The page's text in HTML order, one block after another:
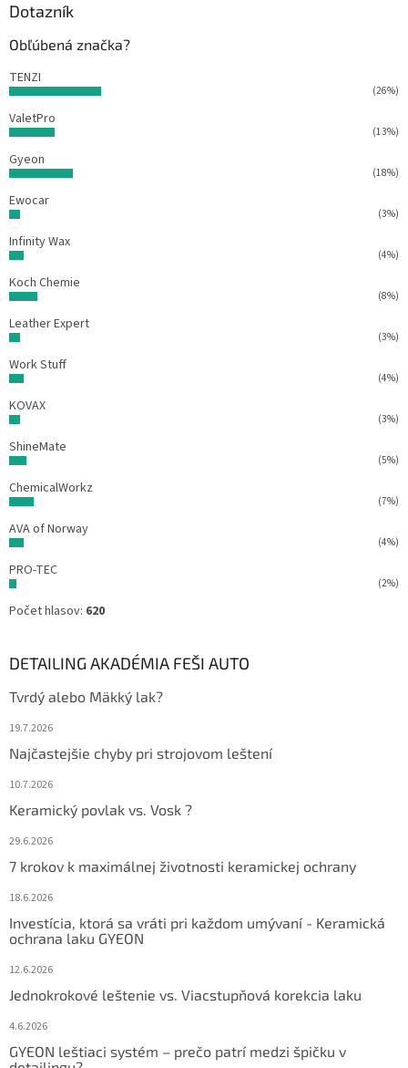
Dotazník
Obľúbená značka?
TENZI
(26%)
ValetPro
(13%)
Gyeon
(18%)
Ewocar
(3%)
Infinity Wax
(4%)
Koch Chemie
(8%)
Leather Expert
(3%)
Work Stuff
(4%)
KOVAX
(3%)
ShineMate
(5%)
ChemicalWorkz
(7%)
AVA of Norway
(4%)
PRO-TEC
(2%)
Počet hlasov: 620
DETAILING AKADÉMIA FEŠI AUTO
Tvrdý alebo Mäkký lak?
19.7.2026
Najčastejšie chyby pri strojovom leštení
10.7.2026
Keramický povlak vs. Vosk ?
29.6.2026
7 krokov k maximálnej životnosti keramickej ochrany
18.6.2026
Investícia, ktorá sa vráti pri každom umývaní - Keramická
ochrana laku GYEON
12.6.2026
Jednokrokové leštenie vs. Viacstupňová korekcia laku
4.6.2026
GYEON leštiaci systém – prečo patrí medzi špičku v